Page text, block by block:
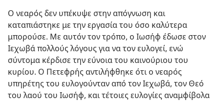
Ο νεαρός δεν υπέκυψε στην απόγνωση και
καταπιάστηκε με την εργασία του όσο καλύτερα
μπορούσε. Με αυτόν τον τρόπο, ο Ιωσήφ έδωσε στον
Ιεχωβά πολλούς λόγους για να τον ευλογεί, ενώ
σύντομα κέρδισε την εύνοια του καινούριου του
κυρίου. Ο Πετεφρής αντιλήφθηκε ότι ο νεαρός
υπηρέτης του ευλογούνταν από τον Ιεχωβά, τον Θεό
του λαού του Ιωσήφ, και τέτοιες ευλογίες αναμφίβολα